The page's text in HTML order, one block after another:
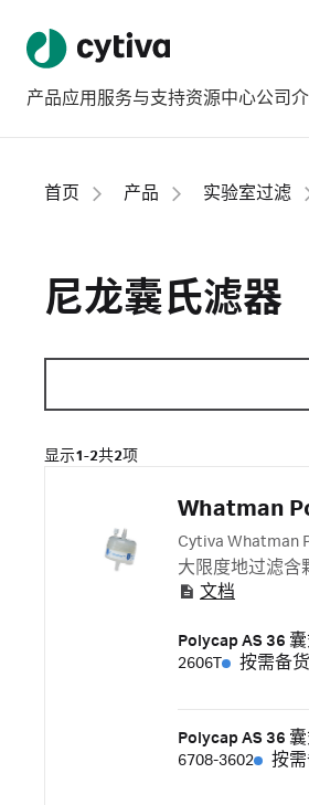
产品应用 服务与支持资源中心公司
首页 产品 实验室过滤
尼龙囊氏滤器
显示1-2共2项
Whatman
Cytiva Whatman
大限度地过滤含
文档
Polycap AS 36
2606T
按需备货
Polycap AS 36
6708-3602
按